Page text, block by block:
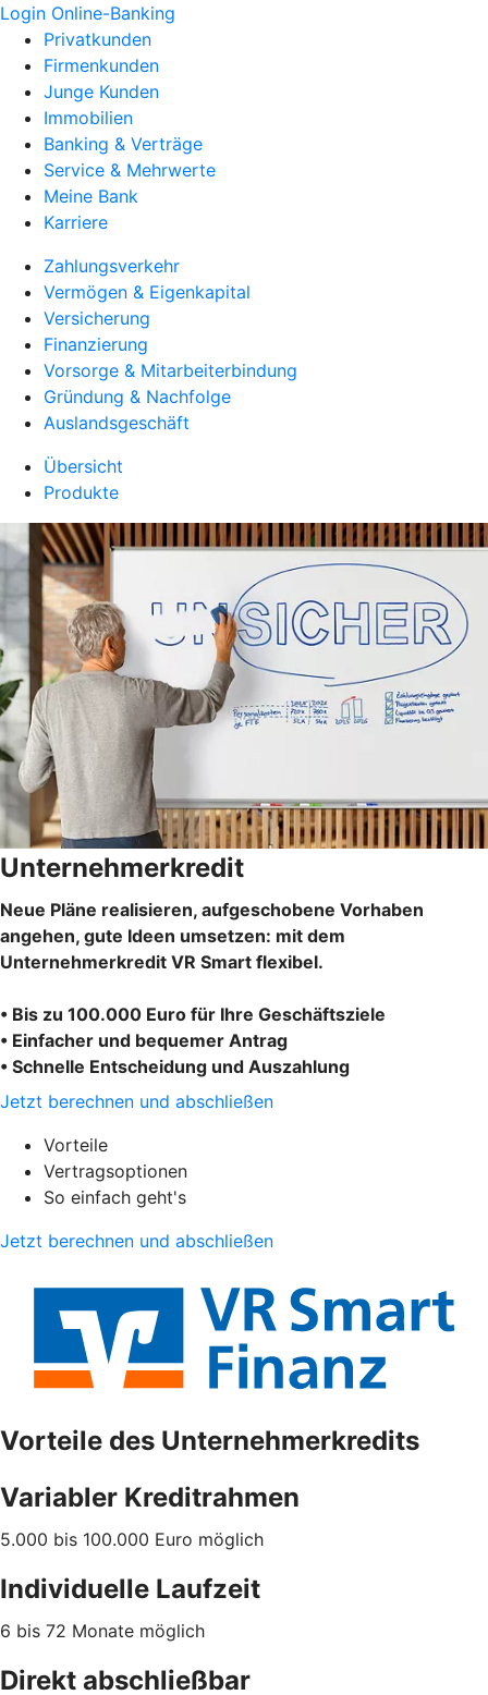
Login Online-Banking
Privatkunden
Firmenkunden
Junge Kunden
Immobilien
Banking & Verträge
Service & Mehrwerte
Meine Bank
Karriere
Zahlungsverkehr
Vermögen & Eigenkapital
Versicherung
Finanzierung
Vorsorge & Mitarbeiterbindung
Gründung & Nachfolge
Auslandsgeschäft
Übersicht
Produkte
Unternehmerkredit
Neue Pläne realisieren, aufgeschobene Vorhaben
angehen, gute Ideen umsetzen: mit dem
Unternehmerkredit VR Smart flexibel.
• Bis zu 100.000 Euro für Ihre Geschäftsziele
• Einfacher und bequemer Antrag
• Schnelle Entscheidung und Auszahlung
Jetzt berechnen und abschließen
Vorteile
Vertragsoptionen
So einfach geht's
Jetzt berechnen und abschließen
Vorteile des Unternehmerkredits
Variabler Kreditrahmen
5.000 bis 100.000 Euro möglich
Individuelle Laufzeit
6 bis 72 Monate möglich
Direkt abschließbar